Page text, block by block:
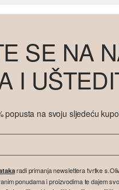
SE NA
I
popusta na svoju sljedeću
radi primanja newslettera tvrtke
ponudama i proizvodima te dajem